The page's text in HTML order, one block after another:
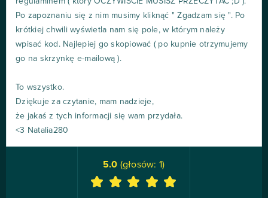
Po zapoznaniu się z nim musimy kliknąć " Zgadzam się ". Po
krótkiej chwili wyświetla nam się pole, w którym należy
wpisać kod. Najlepiej go skopiować ( po kupnie otrzymujemy
go na skrzynkę e-mailową ).
To wszystko.
Dziękuje za czytanie, mam nadzieje,
że jakaś z tych informacji się wam przydała.
<3 Natalia280
5.0 (głosów: 1)